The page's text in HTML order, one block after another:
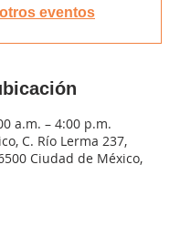
eventos
a.m. – 4:00 p.m.
C. Río Lerma 237,
Ciudad de México,